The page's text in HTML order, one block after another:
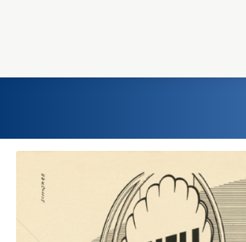
Einst und Heute
Marken